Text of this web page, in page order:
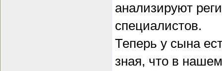
анализируют
специалистов.
Теперь у сына
зная, что в